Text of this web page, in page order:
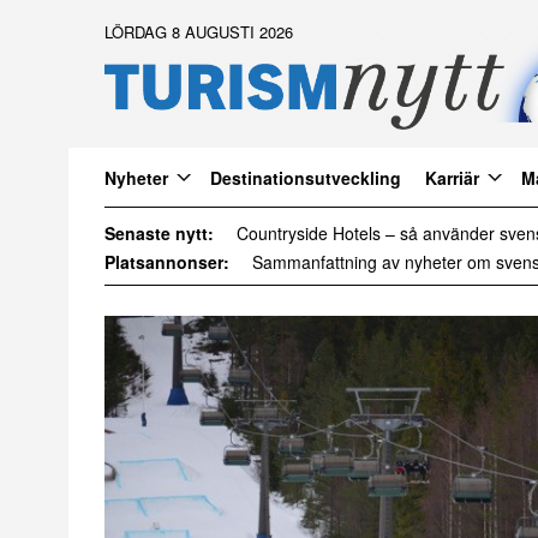
LÖRDAG 8 AUGUSTI 2026
Nyheter Destinationsutveckling Karriär
Senaste nytt:
Daftöland investerar 9 miljoner i ny
Platsannonser: